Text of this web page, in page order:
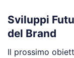
Sviluppi
del Brand
Il prossimo